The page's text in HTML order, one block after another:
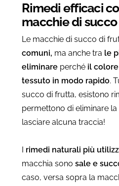
Rimedi efficaci
macchie di
Le macchie di succo di
comuni, ma anche tra le
eliminare perché il
tessuto in modo rapido.
succo di frutta, esistono
permettono di eliminare la
lasciare alcuna traccia!
I rimedi naturali più
macchia sono sale e
caso, versa sopra la